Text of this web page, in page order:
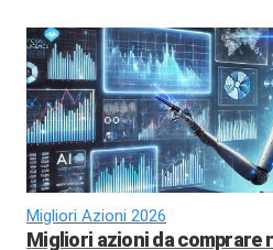
Migliori Azioni 2026
Migliori azioni da comprare